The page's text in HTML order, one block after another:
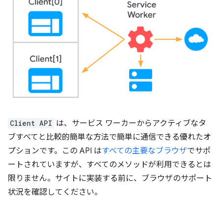
Client API は、サービス ワーカーからアクティブなタ
ブすべてと比較的簡単な方法で簡単に通信できる優れたオ
プションです。この API はすべての主要なブラウザでサポ
ートされていますが、すべてのメソッドが利用できるとは
限りません。サイトに実装する前に、ブラウザのサポート
状況を確認してください。